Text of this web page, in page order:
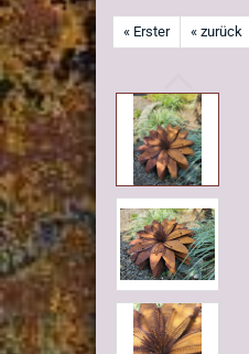
« Erster « zurück